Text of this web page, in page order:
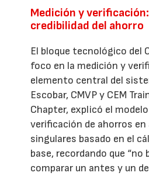
Medición y
credibilidad del ahorro
El bloque tecnológico del
foco en la medición y
elemento central del
Escobar, CMVP y CEM
Chapter, explicó el
verificación de ahorros
singulares basado en el
base, recordando que “no
comparar un antes y un